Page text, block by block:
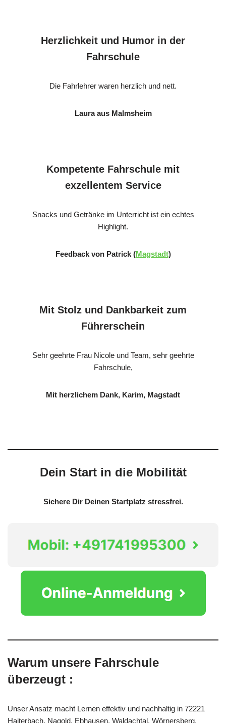
Herzlichkeit und Humor in der
Fahrschule
Die Fahrlehrer waren herzlich und nett.
Laura aus Malmsheim
Kompetente Fahrschule mit
exzellentem Service
Snacks und Getränke im Unterricht ist ein echtes
Highlight.
Feedback von Patrick (Magstadt)
Mit Stolz und Dankbarkeit zum
Führerschein
Sehr geehrte Frau Nicole und Team, sehr geehrte
Fahrschule,
Mit herzlichem Dank, Karim, Magstadt
Dein Start in die Mobilität
Sichere Dir Deinen Startplatz stressfrei.
Warum unsere Fahrschule
überzeugt :
Unser Ansatz macht Lernen effektiv und nachhaltig in 72221
Haiterbach, Nagold, Ebhausen, Waldachtal, Wörnersberg,